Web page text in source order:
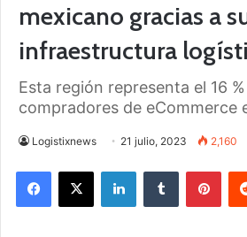
mexicano gracias a
infraestructura
Esta región representa el 16
compradores de eCommerce
Logistixnews 21 julio, 2023 2,160